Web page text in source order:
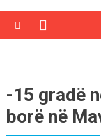
-15 gradë
borë në